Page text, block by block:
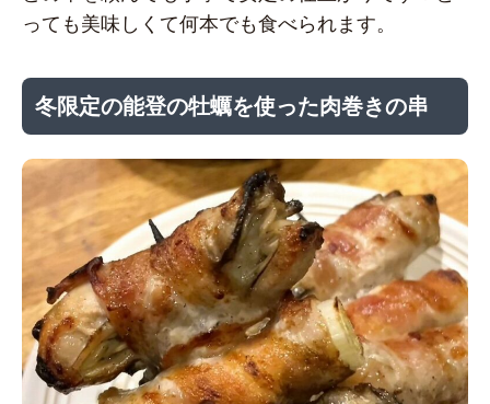
っても美味しくて何本でも食べられます。
冬限定の能登の牡蠣を使った肉巻きの串